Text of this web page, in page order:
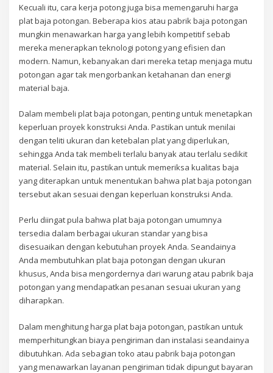
Kecuali itu, cara kerja potong juga bisa memengaruhi harga
plat baja potongan. Beberapa kios atau pabrik baja potongan
mungkin menawarkan harga yang lebih kompetitif sebab
mereka menerapkan teknologi potong yang efisien dan
modern. Namun, kebanyakan dari mereka tetap menjaga mutu
potongan agar tak mengorbankan ketahanan dan energi
material baja.
Dalam membeli plat baja potongan, penting untuk menetapkan
keperluan proyek konstruksi Anda. Pastikan untuk menilai
dengan teliti ukuran dan ketebalan plat yang diperlukan,
sehingga Anda tak membeli terlalu banyak atau terlalu sedikit
material. Selain itu, pastikan untuk memeriksa kualitas baja
yang diterapkan untuk menentukan bahwa plat baja potongan
tersebut akan sesuai dengan keperluan konstruksi Anda.
Perlu diingat pula bahwa plat baja potongan umumnya
tersedia dalam berbagai ukuran standar yang bisa
disesuaikan dengan kebutuhan proyek Anda. Seandainya
Anda membutuhkan plat baja potongan dengan ukuran
khusus, Anda bisa mengordernya dari warung atau pabrik baja
potongan yang mendapatkan pesanan sesuai ukuran yang
diharapkan.
Dalam menghitung harga plat baja potongan, pastikan untuk
memperhitungkan biaya pengiriman dan instalasi seandainya
dibutuhkan. Ada sebagian toko atau pabrik baja potongan
yang menawarkan layanan pengiriman tidak dipungut bayaran